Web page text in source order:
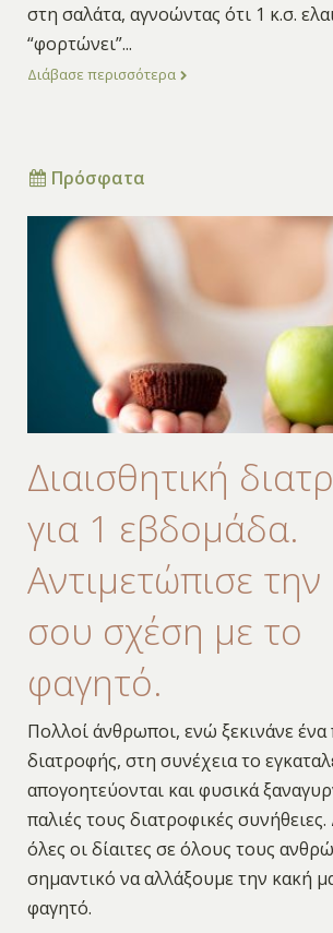
στη σαλάτα, αγνοώντας ότι 1 κ.σ.
“φορτώνει”...
Διάβασε περισσότερα
Πρόσφατα
Διαισθητική
για 1 εβδομάδα.
Αντιμετώπισε την
σου σχέση με το
φαγητό.
Πολλοί άνθρωποι, ενώ ξεκινάνε
διατροφής, στη συνέχεια το
απογοητεύονται και φυσικά
παλιές τους διατροφικές
όλες οι δίαιτες σε όλους τους
σημαντικό να αλλάξουμε την κακή
φαγητό.